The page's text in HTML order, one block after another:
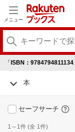
メニュー
「 ISBN：9784794811134
本
セーフサーチ
1～1件 (全 1件)